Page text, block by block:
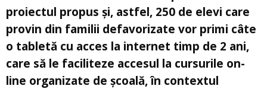
proiectul propus și, astfel, 250 de elevi care
provin din familii defavorizate vor primi câte
o tabletă cu acces la internet timp de 2 ani,
care să le faciliteze accesul la cursurile on-
line organizate de școală, în contextul